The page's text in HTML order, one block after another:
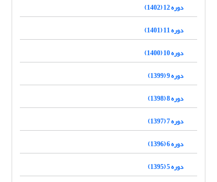
دوره 12 (1402)
دوره 11 (1401)
دوره 10 (1400)
دوره 9 (1399)
دوره 8 (1398)
دوره 7 (1397)
دوره 6 (1396)
دوره 5 (1395)